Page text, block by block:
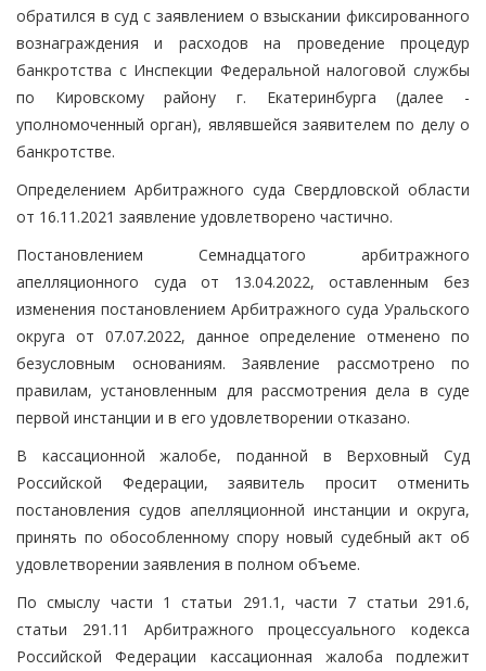
обратился в суд с заявлением о взыскании фиксированного
вознаграждения и расходов на проведение процедур
банкротства с Инспекции Федеральной налоговой службы
по Кировскому району г. Екатеринбурга (далее -
уполномоченный орган), являвшейся заявителем по делу о
банкротстве.
Определением Арбитражного суда Свердловской области
от 16.11.2021 заявление удовлетворено частично.
Постановлением Семнадцатого арбитражного
апелляционного суда от 13.04.2022, оставленным без
изменения постановлением Арбитражного суда Уральского
округа от 07.07.2022, данное определение отменено по
безусловным основаниям. Заявление рассмотрено по
правилам, установленным для рассмотрения дела в суде
первой инстанции и в его удовлетворении отказано.
В кассационной жалобе, поданной в Верховный Суд
Российской Федерации, заявитель просит отменить
постановления судов апелляционной инстанции и округа,
принять по обособленному спору новый судебный акт об
удовлетворении заявления в полном объеме.
По смыслу части 1 статьи 291.1, части 7 статьи 291.6,
статьи 291.11 Арбитражного процессуального кодекса
Российской Федерации кассационная жалоба подлежит